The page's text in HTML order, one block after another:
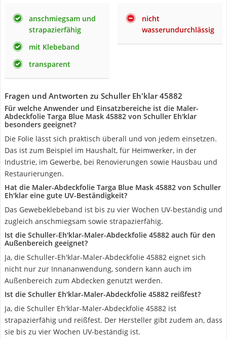
anschmiegsam und
strapazierfähig
mit Klebeband
transparent
nicht
wasserundurchlässig
Fragen und Antworten zu Schuller Eh'klar 45882
Für welche Anwender und Einsatzbereiche ist die Maler-
Abdeckfolie Targa Blue Mask 45882 von Schuller Eh'klar
besonders geeignet?
Die Folie lässt sich praktisch überall und von jedem einsetzen.
Das ist zum Beispiel im Haushalt, für Heimwerker, in der
Industrie, im Gewerbe, bei Renovierungen sowie Hausbau und
Restaurierungen.
Hat die Maler-Abdeckfolie Targa Blue Mask 45882 von Schuller
Eh'klar eine gute UV-Beständigkeit?
Das Gewebeklebeband ist bis zu vier Wochen UV-beständig und
zugleich anschmiegsam sowie strapazierfähig.
Ist die Schuller-Eh'klar-Maler-Abdeckfolie 45882 auch für den
Außenbereich geeignet?
Ja, die Schuller-Eh'klar-Maler-Abdeckfolie 45882 eignet sich
nicht nur zur Innananwendung, sondern kann auch im
Außenbereich zum Abdecken genutzt werden.
Ist die Schuller Eh'klar-Maler-Abdeckfolie 45882 reißfest?
Ja, die Schuller Eh'klar-Maler-Abdeckfolie 45882 ist
strapazierfähig und reißfest. Der Hersteller gibt zudem an, dass
sie bis zu vier Wochen UV-beständig ist.